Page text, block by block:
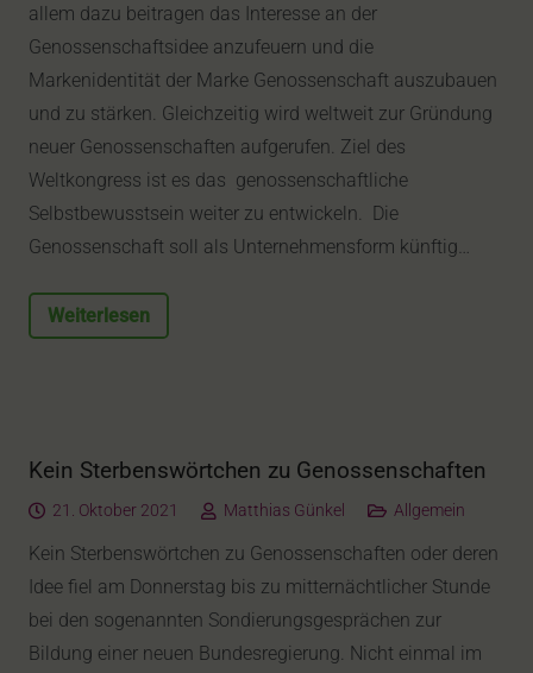
allem dazu beitragen das Interesse an der
Genossenschaftsidee anzufeuern und die
Markenidentität der Marke Genossenschaft auszubauen
und zu stärken. Gleichzeitig wird weltweit zur Gründung
neuer Genossenschaften aufgerufen. Ziel des
Weltkongress ist es das genossenschaftliche
Selbstbewusstsein weiter zu entwickeln. Die
Genossenschaft soll als Unternehmensform künftig…
Weiterlesen
Kein Sterbenswörtchen zu Genossenschaften
21. Oktober 2021 Matthias Günkel Allgemein
Kein Sterbenswörtchen zu Genossenschaften oder deren
Idee fiel am Donnerstag bis zu mitternächtlicher Stunde
bei den sogenannten Sondierungsgesprächen zur
Bildung einer neuen Bundesregierung. Nicht einmal im